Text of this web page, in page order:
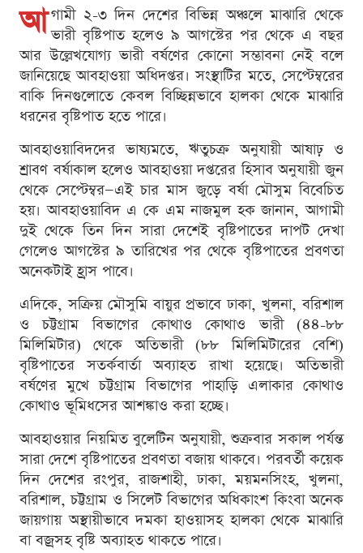
আ গামী ২-৩ দিন দেশের বিভিন্ন অঞ্চলে মাঝারি থেকে
ভারী বৃষ্টিপাত হলেও ৯ আগস্টের পর থেকে এ বছর
আর উল্লেখযোগ্য ভারী বর্ষণের কোনো সম্ভাবনা নেই বলে
জানিয়েছে আবহাওয়া অধিদপ্তর। সংস্থাটির মতে, সেপ্টেম্বরের
বাকি দিনগুলোতে কেবল বিচ্ছিন্নভাবে হালকা থেকে মাঝারি
ধরনের বৃষ্টিপাত হতে পারে।
আবহাওয়াবিদদের ভাষ্যমতে, ঋতুচক্র অনুযায়ী আষাঢ় ও
শ্রাবণ বর্ষাকাল হলেও আবহাওয়া দপ্তরের হিসাব অনুযায়ী জুন
থেকে সেপ্টেম্বর—এই চার মাস জুড়ে বর্ষা মৌসুম বিবেচিত
হয়। আবহাওয়াবিদ এ কে এম নাজমুল হক জানান, আগামী
দুই থেকে তিন দিন সারা দেশেই বৃষ্টিপাতের দাপট দেখা
গেলেও আগস্টের ৯ তারিখের পর থেকে বৃষ্টিপাতের প্রবণতা
অনেকটাই হ্রাস পাবে।
এদিকে, সক্রিয় মৌসুমি বায়ুর প্রভাবে ঢাকা, খুলনা, বরিশাল
ও চট্টগ্রাম বিভাগের কোথাও কোথাও ভারী (৪৪-৮৮
মিলিমিটার) থেকে অতিভারী (৮৮ মিলিমিটারের বেশি)
বৃষ্টিপাতের সতর্কবার্তা অব্যাহত রাখা হয়েছে। অতিভারী
বর্ষণের মুখে চট্টগ্রাম বিভাগের পাহাড়ি এলাকার কোথাও
কোথাও ভূমিধসের আশঙ্কাও করা হচ্ছে।
আবহাওয়ার নিয়মিত বুলেটিন অনুযায়ী, শুক্রবার সকাল পর্যন্ত
সারা দেশে বৃষ্টিপাতের প্রবণতা বজায় থাকবে। পরবর্তী কয়েক
দিন দেশের রংপুর, রাজশাহী, ঢাকা, ময়মনসিংহ, খুলনা,
বরিশাল, চট্টগ্রাম ও সিলেট বিভাগের অধিকাংশ কিংবা অনেক
জায়গায় অস্থায়ীভাবে দমকা হাওয়াসহ হালকা থেকে মাঝারি
বা বজ্রসহ বৃষ্টি অব্যাহত থাকতে পারে।